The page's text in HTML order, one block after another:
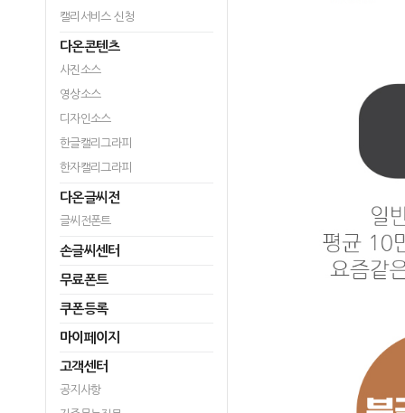
캘리서비스 신청
다온콘텐츠
사진소스
영상소스
디자인소스
한글캘리그라피
한자캘리그라피
다온글씨전
글씨전폰트
손글씨센터
무료폰트
쿠폰등록
마이페이지
고객센터
공지사항